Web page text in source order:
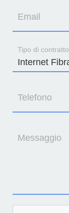
Email
Tipo di contratto
Telefono
Messaggio